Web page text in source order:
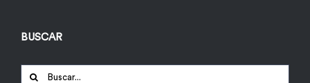
BUSCAR
Buscar: